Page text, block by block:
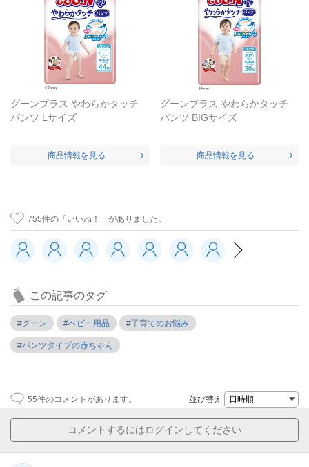
グーンプラス やわらかタッチ
パンツ Lサイズ
商品情報を見る
グーンプラス やわらかタッチ
パンツ BIGサイズ
商品情報を見る
755件の「いいね！」がありました。
この記事のタグ
#グーン #ベビー用品 #子育てのお悩み
#パンツタイプの赤ちゃん
55件のコメントがあります。 並び替え
コメントするにはログインしてください